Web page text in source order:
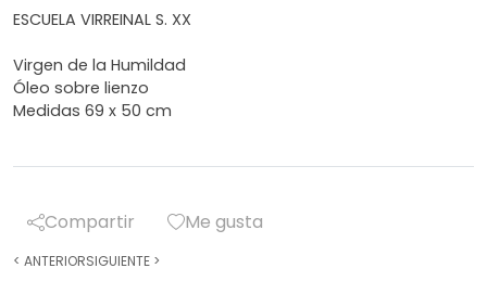
ESCUELA VIRREINAL S. XX
Virgen de la Humildad
Óleo sobre lienzo
Medidas 69 x 50 cm
Compartir Me gusta
< ANTERIORSIGUIENTE >